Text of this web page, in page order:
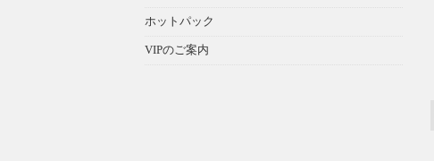
ホットパック
VIPのご案内